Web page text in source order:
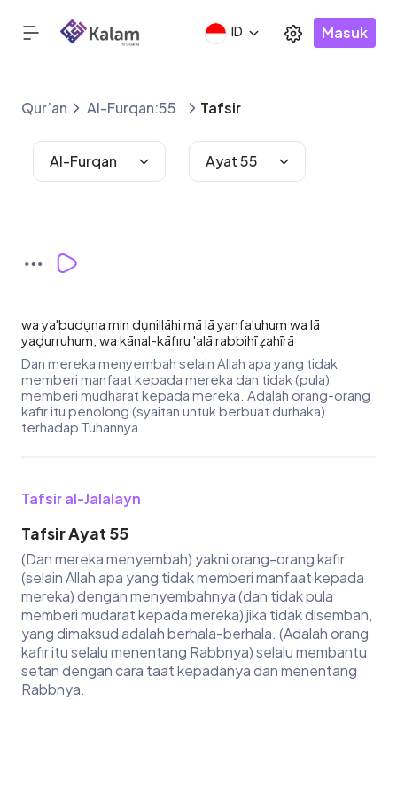
ID Masuk
Qur’an Al-Furqan:55 Tafsir
Al-Furqan Ayat 55
wa ya'budụna min dụnillāhi mā lā yanfa'uhum wa lā
yaḍurruhum, wa kānal-kāfiru 'alā rabbihī ẓahīrā
Dan mereka menyembah selain Allah apa yang tidak
memberi manfaat kepada mereka dan tidak (pula)
memberi mudharat kepada mereka. Adalah orang-orang
kafir itu penolong (syaitan untuk berbuat durhaka)
terhadap Tuhannya.
Tafsir al-Jalalayn
Tafsir Ayat 55
(Dan mereka menyembah) yakni orang-orang kafir
(selain Allah apa yang tidak memberi manfaat kepada
mereka) dengan menyembahnya (dan tidak pula
memberi mudarat kepada mereka) jika tidak disembah,
yang dimaksud adalah berhala-berhala. (Adalah orang
kafir itu selalu menentang Rabbnya) selalu membantu
setan dengan cara taat kepadanya dan menentang
Rabbnya.